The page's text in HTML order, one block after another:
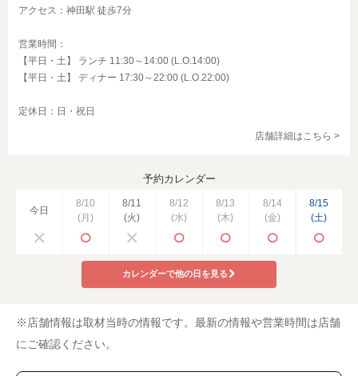
アクセス：神田駅 徒歩7分
営業時間：
【平日・土】 ランチ 11:30～14:00 (L.O.14:00)
【平日・土】 ディナー 17:30～22:00 (L.O.22:00)
定休日：日・祝日
店舗詳細はこちら >
予約カレンダー
今日
8/10
(月)
8/11
(火)
8/12
(水)
8/13
(木)
8/14
(金)
8/15
(土)
カレンダーで他の日を見る
※店舗情報は取材当時の情報です。最新の情報や営業時間は店舗
にご確認ください。